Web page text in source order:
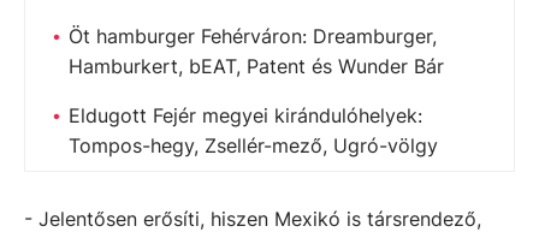
Öt hamburger Fehérváron: Dreamburger,
Hamburkert, bEAT, Patent és Wunder Bár
Eldugott Fejér megyei kirándulóhelyek:
Tompos-hegy, Zsellér-mező, Ugró-völgy
- Jelentősen erősíti, hiszen Mexikó is társrendező,